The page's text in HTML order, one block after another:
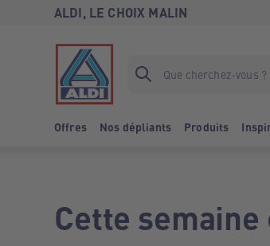
ALDI, LE CHOIX MALIN
Offres Nos dépliants Produits
Cette